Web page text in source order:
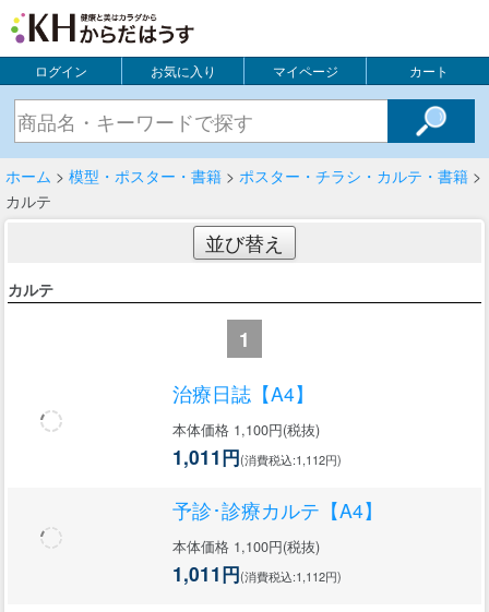
ログイン お気に入り マイページ カート
ホーム > 模型・ポスター・書籍 > ポスター・チラシ・カルテ・書籍 >
カルテ
並び替え
カルテ
1
治療日誌【A4】
本体価格 1,100円(税抜)
1,011円(消費税込:1,112円)
予診･診療カルテ【A4】
本体価格 1,100円(税抜)
1,011円(消費税込:1,112円)